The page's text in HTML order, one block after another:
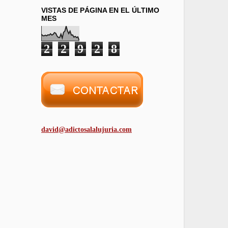
VISTAS DE PÁGINA EN EL ÚLTIMO
MES
2 2 9 2 8
david@adictosalalujuria.com